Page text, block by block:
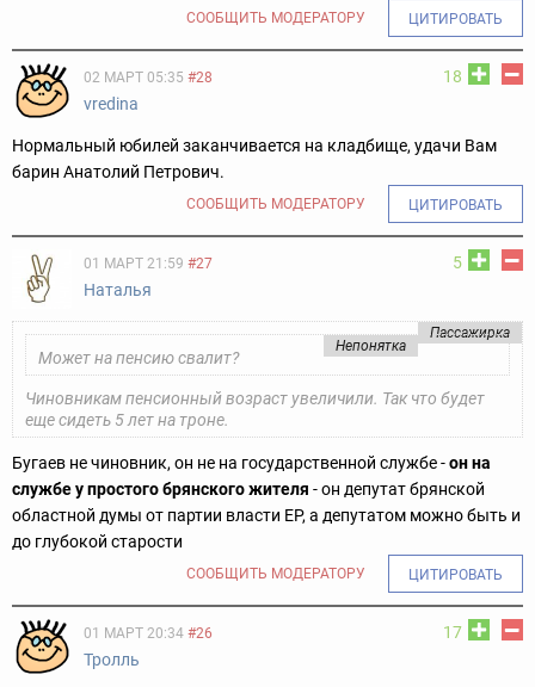
СООБЩИТЬ МОДЕРАТОРУ ЦИТИРОВАТЬ
18
02 МАРТ 05:35 #28
vredina
Нормальный юбилей заканчивается на кладбище, удачи Вам
барин Анатолий Петрович.
СООБЩИТЬ МОДЕРАТОРУ ЦИТИРОВАТЬ
5
01 МАРТ 21:59 #27
Наталья
Пассажирка
Непонятка
Может на пенсию свалит?
Чиновникам пенсионный возраст увеличили. Так что будет
еще сидеть 5 лет на троне.
Бугаев не чиновник, он не на государственной службе -он на
службе у простого брянского жителя - он депутат брянской
областной думы от партии власти ЕР, а депутатом можно быть и
до глубокой старости
СООБЩИТЬ МОДЕРАТОРУ ЦИТИРОВАТЬ
17
01 МАРТ 20:34 #26
Тролль